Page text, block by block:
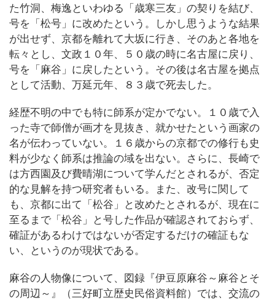
た竹洞、梅逸といわゆる「歳寒三友」の契りを結び、
号を「松号」に改めたという。しかし思うような結果
が出せず、京都を離れて大坂に行き、そのあと各地を
転々とし、文政１０年、５０歳の時に名古屋に戻り、
号を「麻谷」に戻したという。その後は名古屋を拠点
として活動、万延元年、８３歳で死去した。
経歴不明の中でも特に師系が定かでない。１０歳で入
った寺で師僧が画才を見抜き、就かせたという画家の
名が伝わっていない。１６歳からの京都での修行も史
料が少なく師系は推論の域を出ない。さらに、長崎で
は方西園及び費晴湖について学んだとされるが、否定
的な見解を持つ研究者もいる。また、改号に関して
も、京都に出て「松谷」と改めたとされるが、現在に
至るまで「松谷」と号した作品が確認されておらず、
確証があるわけではないが否定するだけの確証もな
い、というのが現状である。
麻谷の人物像について、図録『伊豆原麻谷～麻谷とそ
の周辺～』（三好町立歴史民俗資料館）では、交流の